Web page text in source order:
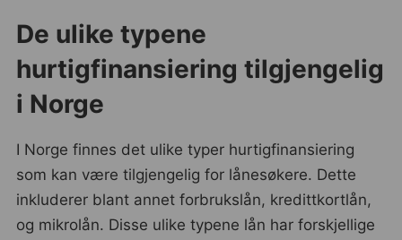
De ulike typene
hurtigfinansiering tilgjengelig
i Norge
I Norge finnes det ulike typer hurtigfinansiering
som kan være tilgjengelig for lånesøkere. Dette
inkluderer blant annet forbrukslån, kredittkortlån,
og mikrolån. Disse ulike typene lån har forskjellige